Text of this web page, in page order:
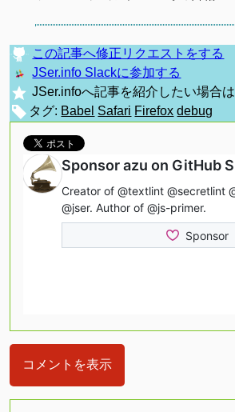
この記事へ修正リクエストをする
JSer.info Slackに参加する
JSer.infoへ記事を紹介したい場合は
タグ: Babel Safari Firefox debug
コメントを表示